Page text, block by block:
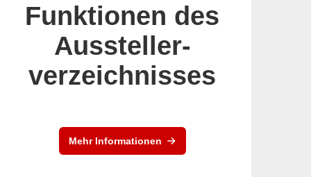
Funktionen des
Aussteller-
verzeichnisses
Mehr Informationen